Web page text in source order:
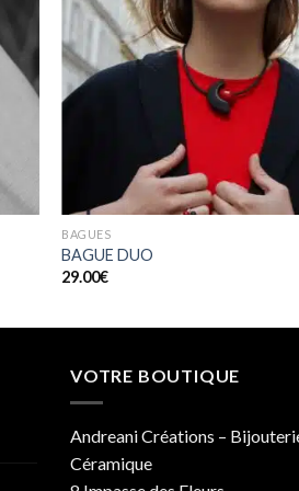
BAGUES
BAGUE DUO
29.00€
VOTRE BOUTIQUE
Andreani Créations –
Céramique